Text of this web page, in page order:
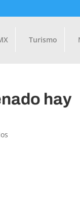
Turismo
hay